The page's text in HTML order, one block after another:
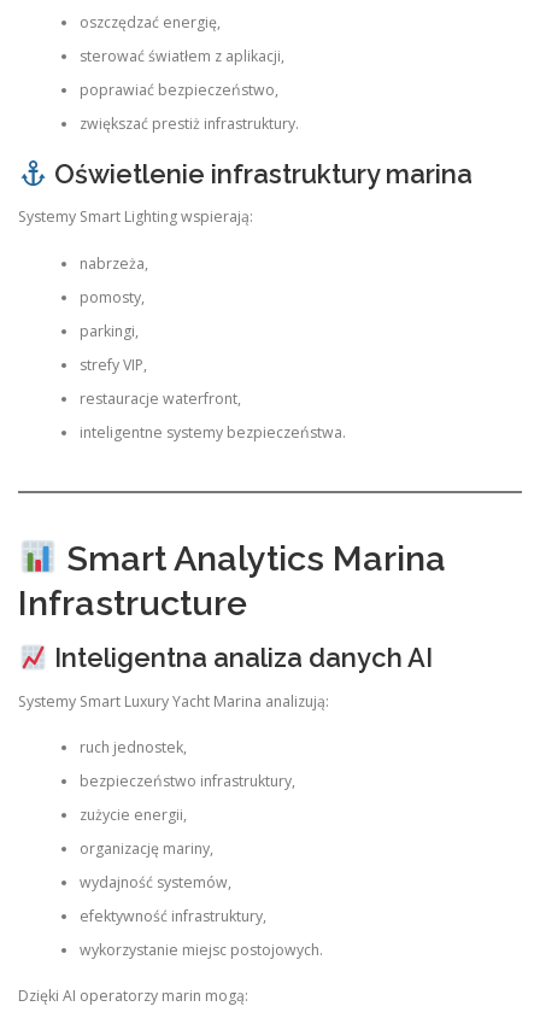
oszczędzać energię,
sterować światłem z aplikacji,
poprawiać bezpieczeństwo,
zwiększać prestiż infrastruktury.
Oświetlenie infrastruktury marina
Systemy Smart Lighting wspierają:
nabrzeża,
pomosty,
parkingi,
strefy VIP,
restauracje waterfront,
inteligentne systemy bezpieczeństwa.
Smart Analytics Marina
Infrastructure
Inteligentna analiza danych AI
Systemy Smart Luxury Yacht Marina analizują:
ruch jednostek,
bezpieczeństwo infrastruktury,
zużycie energii,
organizację mariny,
wydajność systemów,
efektywność infrastruktury,
wykorzystanie miejsc postojowych.
Dzięki AI operatorzy marin mogą: